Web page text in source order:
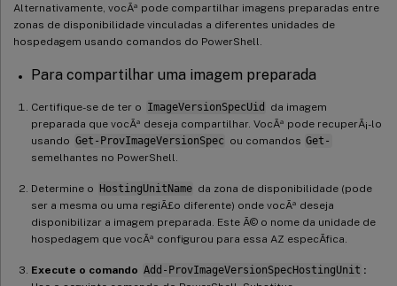
Alternativamente, vocÃª pode compartilhar imagens preparadas entre
zonas de disponibilidade vinculadas a diferentes unidades de
hospedagem usando comandos do PowerShell.
Para compartilhar uma imagem preparada
Certifique-se de ter o ImageVersionSpecUid
da imagem
preparada que vocÃª deseja compartilhar. VocÃª pode recuperÃ¡-lo
usando Get-ProvImageVersionSpec ou comandos Get-
semelhantes no PowerShell.
Determine o HostingUnitName da zona de disponibilidade (pode
ser a mesma ou uma regiÃ£o diferente) onde vocÃª deseja
disponibilizar a imagem preparada. Este Ã© o nome da unidade de
hospedagem que vocÃª configurou para essa AZ especÃ­fica.
Execute o comando Add-ProvImageVersionSpecHostingUnit :